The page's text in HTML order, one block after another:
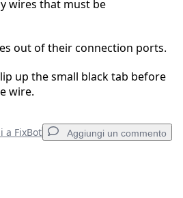
wires that must be
out of their connection ports.
up the small black tab before
wire.
a FixBot Aggiungi un commento